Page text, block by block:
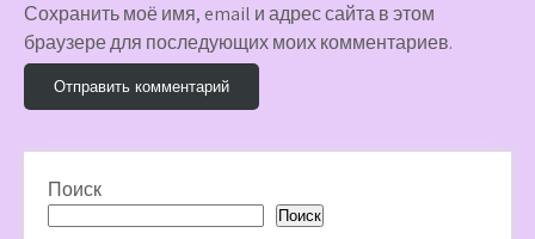
Сохранить моё имя, email и адрес сайта в этом
браузере для последующих моих комментариев.
Поиск
Поиск